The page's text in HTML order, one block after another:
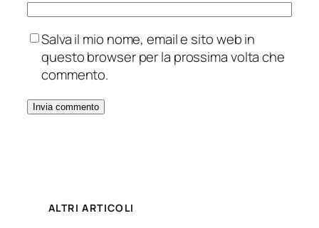
Salva il mio nome, email e sito web in
questo browser per la prossima volta che
commento.
ALTRI ARTICOLI